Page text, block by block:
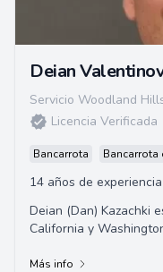
Deian
Servicio Woodland
Licencia Verificada
Bancarrota
14 años de experiencia
Deian (Dan) Kazachki
California y
Más info